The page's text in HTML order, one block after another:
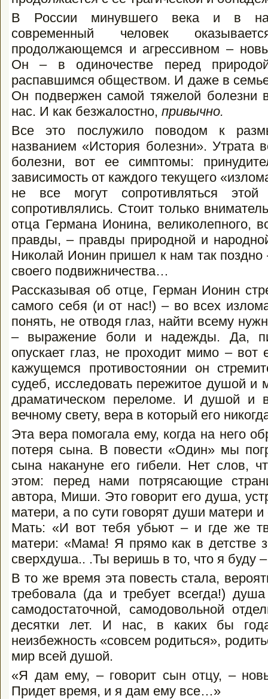
В России минувшего века и в
современный человек
продолжающемся и агрессивном –
Он – в одиночестве перед
распавшимся обществом. И даже в
Он подвержен самой тяжелой болезни
нас. И как безжалостно, привычно.
Все это послужило поводом к
названием «История болезни». Утрата
болезни, вот ее симптомы:
зависимость от каждого текущего
не все могут сопротивляться
сопротивлялись. Стоит только
отца Германа Ионина, великолепного,
правды, – правды природной и
Николай Ионин пришел к нам так поздно
своего подвижничества…
Рассказывая об отце, Герман Ионин
самого себя (и от нас!) – во всех
понять, не отводя глаз, найти всему
– выражение боли и надежды. Да,
опускает глаз, не проходит мимо –
кажущемся противостоянии он
судеб, исследовать пережитое душой
драматическом переломе. И душой и
вечному свету, вера в который его
Эта вера помогала ему, когда на него
потеря сына. В повести «Один» мы
сына накануне его гибели. Нет слов,
этом: перед нами потрясающие
автора, Миши. Это говорит его душа,
матери, а по сути говорят души матери
Мать: «И вот тебя убьют – и где же
матери: «Мама! Я прямо как в детстве
сверхдуша.. .Ты веришь в то, что я буду
В то же время эта повесть стала,
требовала (да и требует всегда!)
самодостаточной, самодовольной
десятки лет. И нас, в каких бы
неизбежность «совсем родиться»,
мир всей душой.
«Я дам ему, – говорит сын отцу, –
Придет время, и я дам ему все…»